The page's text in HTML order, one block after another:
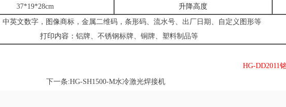
37*19*28cm 升降高度
中英文数字，图像商标，金属二维码，条形码、流水号、出厂日期、自定义图形等
打印内容： 铝牌、不锈钢标牌、铜牌、塑料制品等
HG-DD2011
下一条:HG-SH1500-M水冷激光焊接机